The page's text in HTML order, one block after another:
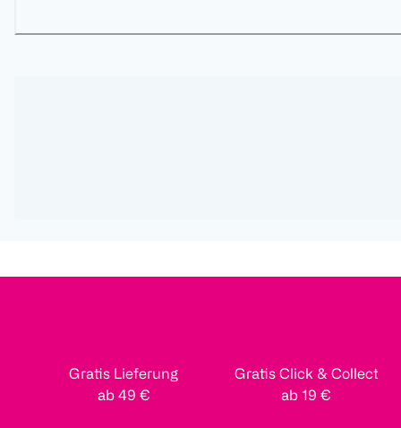
Gratis Lieferung
ab 49 €
Gratis Click & Collect
ab 19 €